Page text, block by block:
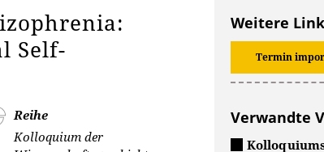
Self-
Reihe
Kolloquium der
Weitere
Termin
Verwandte